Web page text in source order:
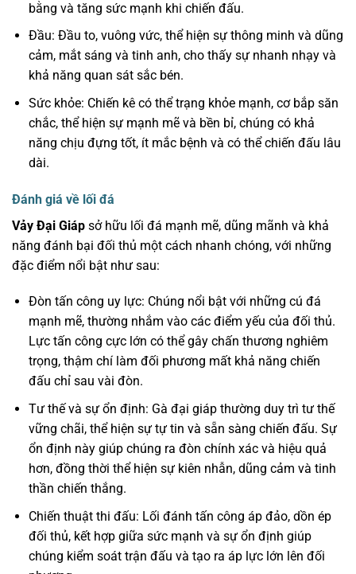
bằng và tăng sức mạnh khi chiến đấu.
Đầu: Đầu to, vuông vức, thể hiện sự thông minh và dũng
cảm, mắt sáng và tinh anh, cho thấy sự nhanh nhạy và
khả năng quan sát sắc bén.
Sức khỏe: Chiến kê có thể trạng khỏe mạnh, cơ bắp săn
chắc, thể hiện sự mạnh mẽ và bền bỉ, chúng có khả
năng chịu đựng tốt, ít mắc bệnh và có thể chiến đấu lâu
dài.
Đánh giá về lối đá
Vảy Đại Giáp sở hữu lối đá mạnh mẽ, dũng mãnh và khả
năng đánh bại đối thủ một cách nhanh chóng, với những
đặc điểm nổi bật như sau:
Đòn tấn công uy lực: Chúng nổi bật với những cú đá
mạnh mẽ, thường nhắm vào các điểm yếu của đối thủ.
Lực tấn công cực lớn có thể gây chấn thương nghiêm
trọng, thậm chí làm đối phương mất khả năng chiến
đấu chỉ sau vài đòn.
Tư thế và sự ổn định: Gà đại giáp thường duy trì tư thế
vững chãi, thể hiện sự tự tin và sẵn sàng chiến đấu. Sự
ổn định này giúp chúng ra đòn chính xác và hiệu quả
hơn, đồng thời thể hiện sự kiên nhẫn, dũng cảm và tinh
thần chiến thắng.
Chiến thuật thi đấu: Lối đánh tấn công áp đảo, dồn ép
đối thủ, kết hợp giữa sức mạnh và sự ổn định giúp
chúng kiểm soát trận đấu và tạo ra áp lực lớn lên đối